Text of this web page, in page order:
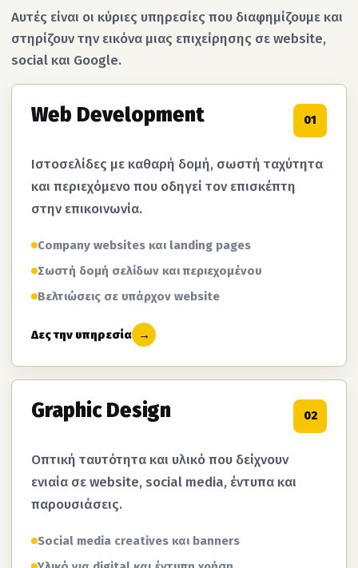
Αυτές είναι οι κύριες υπηρεσίες που διαφημίζουμε και
στηρίζουν την εικόνα μιας επιχείρησης σε website,
social και Google.
Web Development 01
Ιστοσελίδες με καθαρή δομή, σωστή ταχύτητα
και περιεχόμενο που οδηγεί τον επισκέπτη
στην επικοινωνία.
Company websites και landing pages
Σωστή δομή σελίδων και περιεχομένου
Βελτιώσεις σε υπάρχον website
Δες την υπηρεσία →
Graphic Design 02
Οπτική ταυτότητα και υλικό που δείχνουν
ενιαία σε website, social media, έντυπα και
παρουσιάσεις.
Social media creatives και banners